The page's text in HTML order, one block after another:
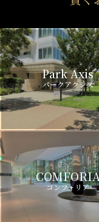
Park Axis
パークアクシス
コンフォリア